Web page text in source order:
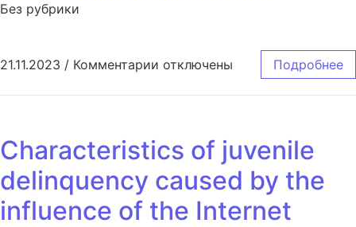
Без рубрики
21.11.2023 / Комментарии к записи Financing of
отключены Подробнее
Characteristics of juvenile
delinquency caused by the
influence of the Internet